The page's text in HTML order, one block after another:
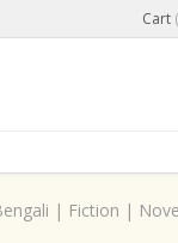
Cart (
| Fiction |